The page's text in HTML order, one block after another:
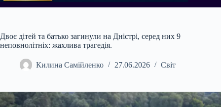
Двоє дітей та батько загинули на Дністрі, серед них 9
неповнолітніх: жахлива трагедія.
Килина Самійленко 27.06.2026 Світ